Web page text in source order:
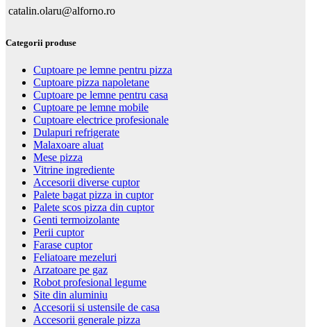
catalin.olaru@alforno.ro
Categorii produse
Cuptoare pe lemne pentru pizza
Cuptoare pizza napoletane
Cuptoare pe lemne pentru casa
Cuptoare pe lemne mobile
Cuptoare electrice profesionale
Dulapuri refrigerate
Malaxoare aluat
Mese pizza
Vitrine ingrediente
Accesorii diverse cuptor
Palete bagat pizza in cuptor
Palete scos pizza din cuptor
Genti termoizolante
Perii cuptor
Farase cuptor
Feliatoare mezeluri
Arzatoare pe gaz
Robot profesional legume
Site din aluminiu
Accesorii si ustensile de casa
Accesorii generale pizza